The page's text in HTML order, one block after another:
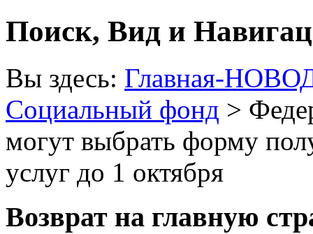
Поиск, Вид и
Вы здесь: Главная-
Социальный фонд >
могут выбрать форму
услуг до 1 октября
Возврат на главную